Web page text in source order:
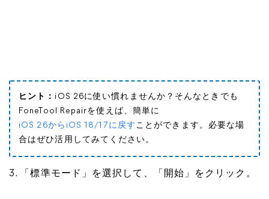
ヒント： iOS 26に使い慣れませんか？そんなときでも
FoneTool Repairを使えば、簡単に
iOS 26からiOS 18/17に戻す ことができます。必要な場
合はぜひ活用してみてください。
3. 「標準モード」を選択して、「開始」をクリック。